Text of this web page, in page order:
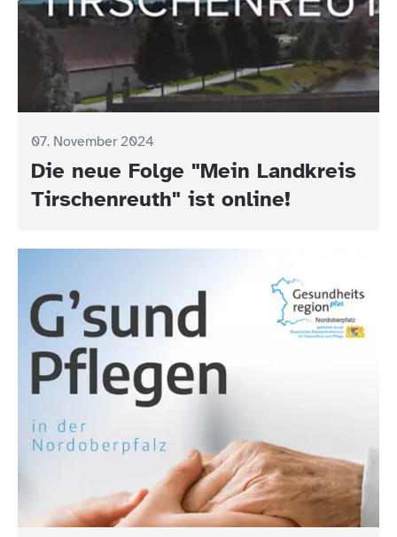
07. November 2024
Die neue Folge "Mein Landkreis
Tirschenreuth" ist online!